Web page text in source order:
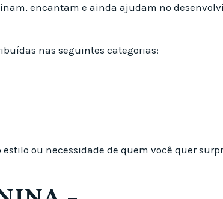
encantam e ainda ajudam no
nas seguintes categorias:
ou necessidade de quem você quer